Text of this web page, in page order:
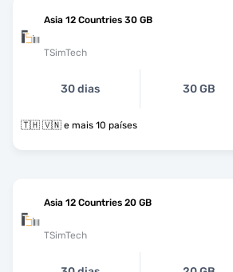
Asia 12 Countries 30 GB
TSimTech
30 dias 30 GB
🇹🇭 🇻🇳 e mais 10 países
Asia 12 Countries 20 GB
TSimTech